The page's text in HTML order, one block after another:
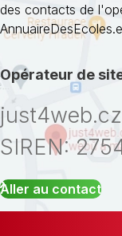
des contacts de
Opérateur de
SIREN:
Aller au contact